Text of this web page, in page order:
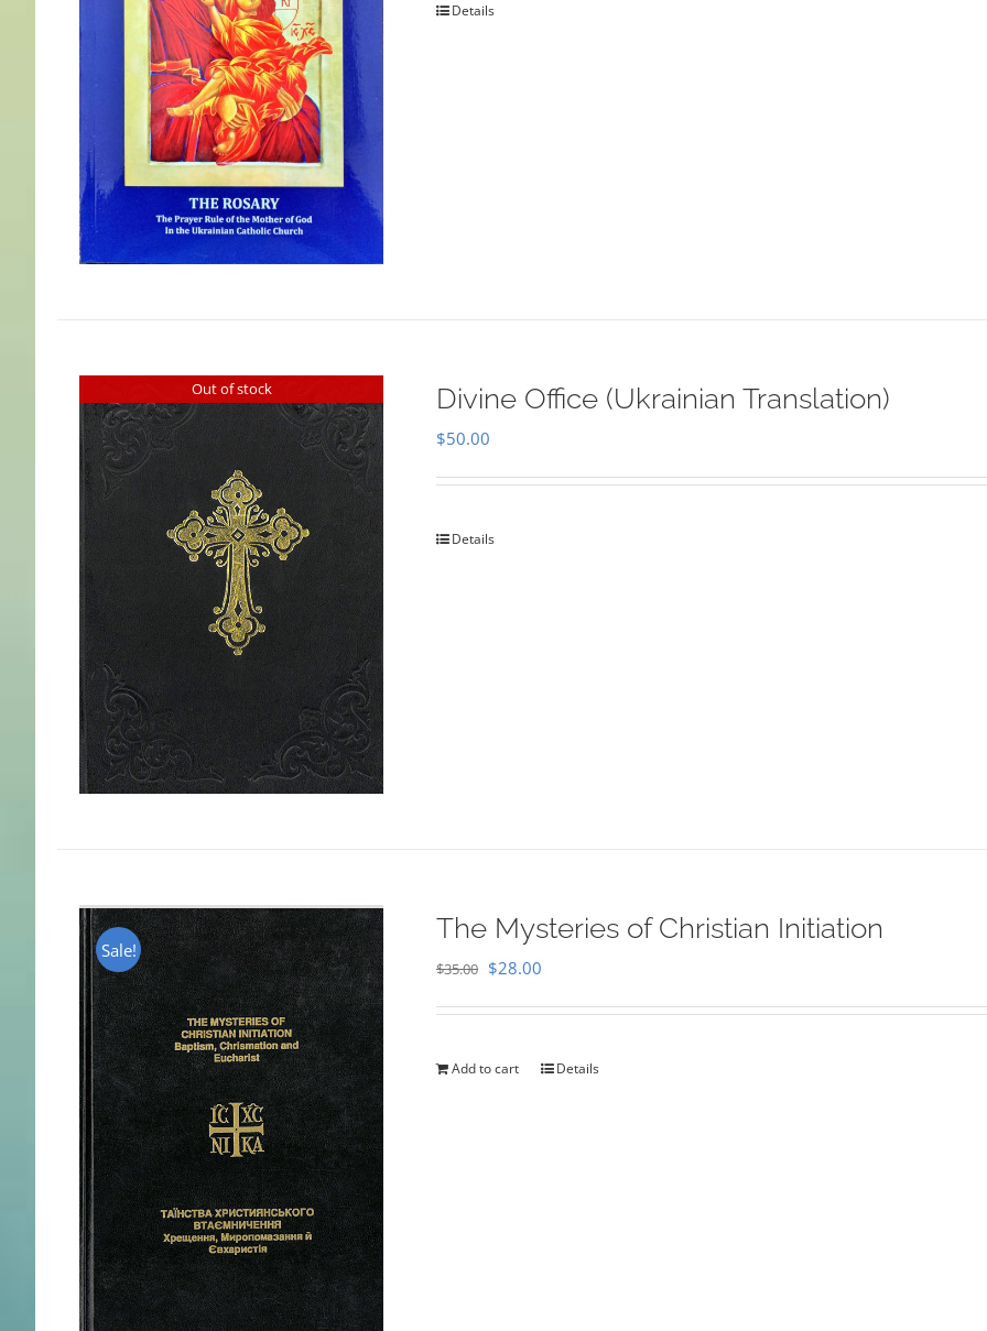
Details
Out of stock Divine Office (Ukrainian Translation)
$50.00
Details
Sale!
The Mysteries of Christian Initiation
$35.00 Original
$35.00.
$28.00
$28.00.
Add to cart Details